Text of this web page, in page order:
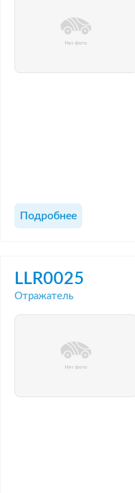
Подробнее
LLR0025
Отражатель